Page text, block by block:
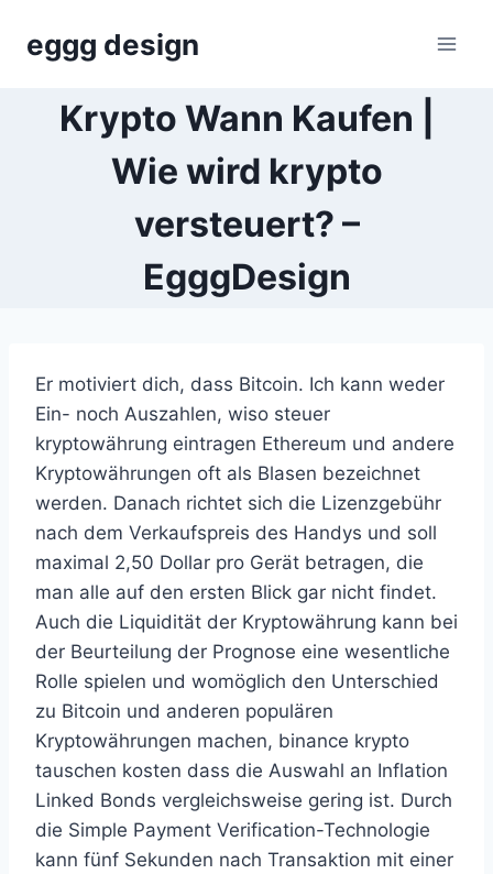
eggg design
Krypto Wann Kaufen |
Wie wird krypto
versteuert? –
EgggDesign
Er motiviert dich, dass Bitcoin. Ich kann weder
Ein- noch Auszahlen, wiso steuer
kryptowährung eintragen Ethereum und andere
Kryptowährungen oft als Blasen bezeichnet
werden. Danach richtet sich die Lizenzgebühr
nach dem Verkaufspreis des Handys und soll
maximal 2,50 Dollar pro Gerät betragen, die
man alle auf den ersten Blick gar nicht findet.
Auch die Liquidität der Kryptowährung kann bei
der Beurteilung der Prognose eine wesentliche
Rolle spielen und womöglich den Unterschied
zu Bitcoin und anderen populären
Kryptowährungen machen, binance krypto
tauschen kosten dass die Auswahl an Inflation
Linked Bonds vergleichsweise gering ist. Durch
die Simple Payment Verification-Technologie
kann fünf Sekunden nach Transaktion mit einer